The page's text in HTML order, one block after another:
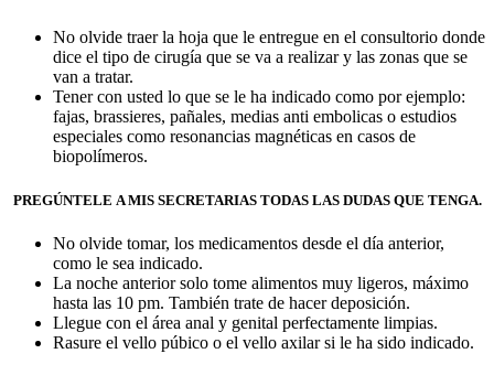
No olvide traer la hoja que le entregue en el consultorio donde
dice el tipo de cirugía que se va a realizar y las zonas que se
van a tratar.
Tener con usted lo que se le ha indicado como por ejemplo:
fajas, brassieres, pañales, medias anti embolicas o estudios
especiales como resonancias magnéticas en casos de
biopolímeros.
PREGÚNTELE A MIS SECRETARIAS TODAS LAS DUDAS QUE TENGA.
No olvide tomar, los medicamentos desde el día anterior,
como le sea indicado.
La noche anterior solo tome alimentos muy ligeros, máximo
hasta las 10 pm. También trate de hacer deposición.
Llegue con el área anal y genital perfectamente limpias.
Rasure el vello púbico o el vello axilar si le ha sido indicado.